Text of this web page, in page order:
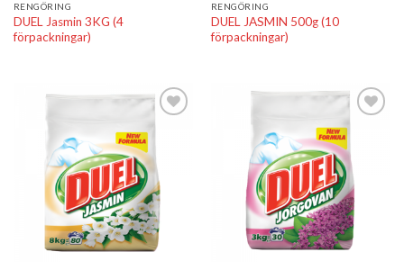
RENGÖRING
DUEL Jasmin 3KG (4
förpackningar)
RENGÖRING
DUEL JASMIN 500g (10
förpackningar)
önskelistan
Lägg till i
önskelistan